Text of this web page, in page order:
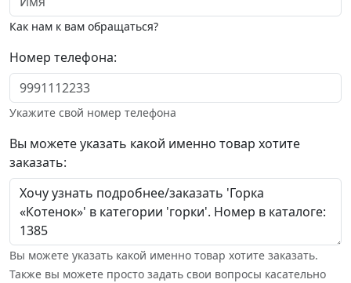
Как нам к вам обращаться?
Номер телефона:
Укажите свой номер телефона
Вы можете указать какой именно товар хотите
заказать:
Вы можете указать какой именно товар хотите заказать.
Также вы можете просто задать свои вопросы касательно